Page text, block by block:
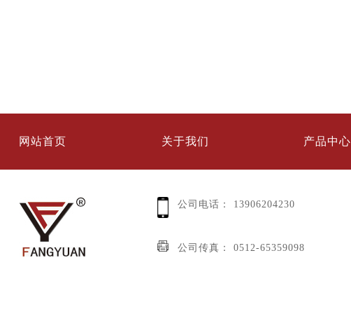
网站首页 关于我们 产品中心
公司电话： 13906204230
公司传真： 0512-65359098